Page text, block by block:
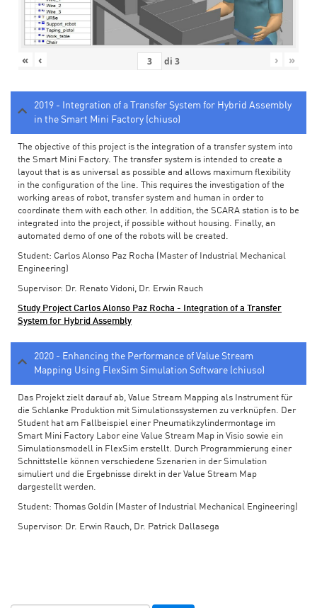
« ‹ di 3 › »
2019 - Integration of a Transfer System for Hybrid Assembly
in the Smart Mini Factory (chiuso)
The objective of this project is the integration of a transfer system into
the Smart Mini Factory. The transfer system is intended to create a
layout that is as universal as possible and allows maximum flexibility
in the configuration of the line. This requires the investigation of the
working areas of robot, transfer system and human in order to
coordinate them with each other. In addition, the SCARA station is to be
integrated into the project, if possible without housing. Finally, an
automated demo of one of the robots will be created.
Student: Carlos Alonso Paz Rocha (Master of Industrial Mechanical
Engineering)
Supervisor: Dr. Renato Vidoni, Dr. Erwin Rauch
Study Project Carlos Alonso Paz Rocha - Integration of a Transfer
System for Hybrid Assembly
2020 - Enhancing the Performance of Value Stream
Mapping Using FlexSim Simulation Software (chiuso)
Das Projekt zielt darauf ab, Value Stream Mapping als Instrument für
die Schlanke Produktion mit Simulationssystemen zu verknüpfen. Der
Student hat am Fallbeispiel einer Pneumatikzylindermontage im
Smart Mini Factory Labor eine Value Stream Map in Visio sowie ein
Simulationsmodell in FlexSim erstellt. Durch Programmierung einer
Schnittstelle können verschiedene Szenarien in der Simulation
simuliert und die Ergebnisse direkt in der Value Stream Map
dargestellt werden.
Student: Thomas Goldin (Master of Industrial Mechanical Engineering)
Supervisor: Dr. Erwin Rauch, Dr. Patrick Dallasega